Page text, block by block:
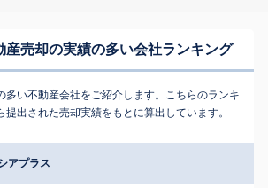
産売却の実績の多い会社ランキング
多い不動産会社をご紹介します。こちらのランキ
提出された売却実績をもとに算出しています。
アプラス